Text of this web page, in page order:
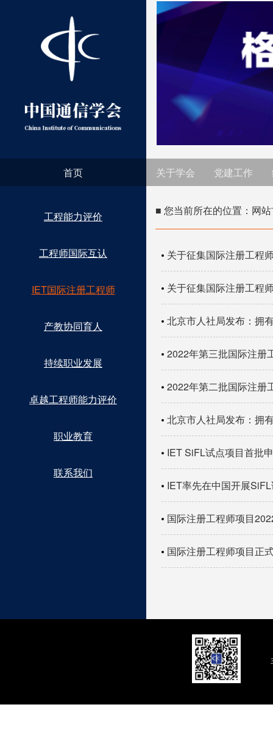
首页 关于学会 党建工作
工程能力评价
工程师国际互认
IET国际注册工程师
产教协同育人
持续职业发展
卓越工程师能力评价
职业教育
联系我们
■ 您当前所在的位置： 网
关于征集国际注册工程
关于征集国际注册工程
北京市人社局发布：拥
2022年第三批国际注册
2022年第二批国际注册
北京市人社局发布：拥
IET SiFL试点项目首批
IET率先在中国开展
国际注册工程师项目
国际注册工程师项目正